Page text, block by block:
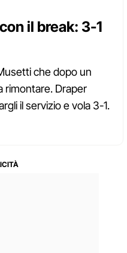
il break: 3-1
che dopo un
rimontare. Draper
il servizio e vola 3-1.